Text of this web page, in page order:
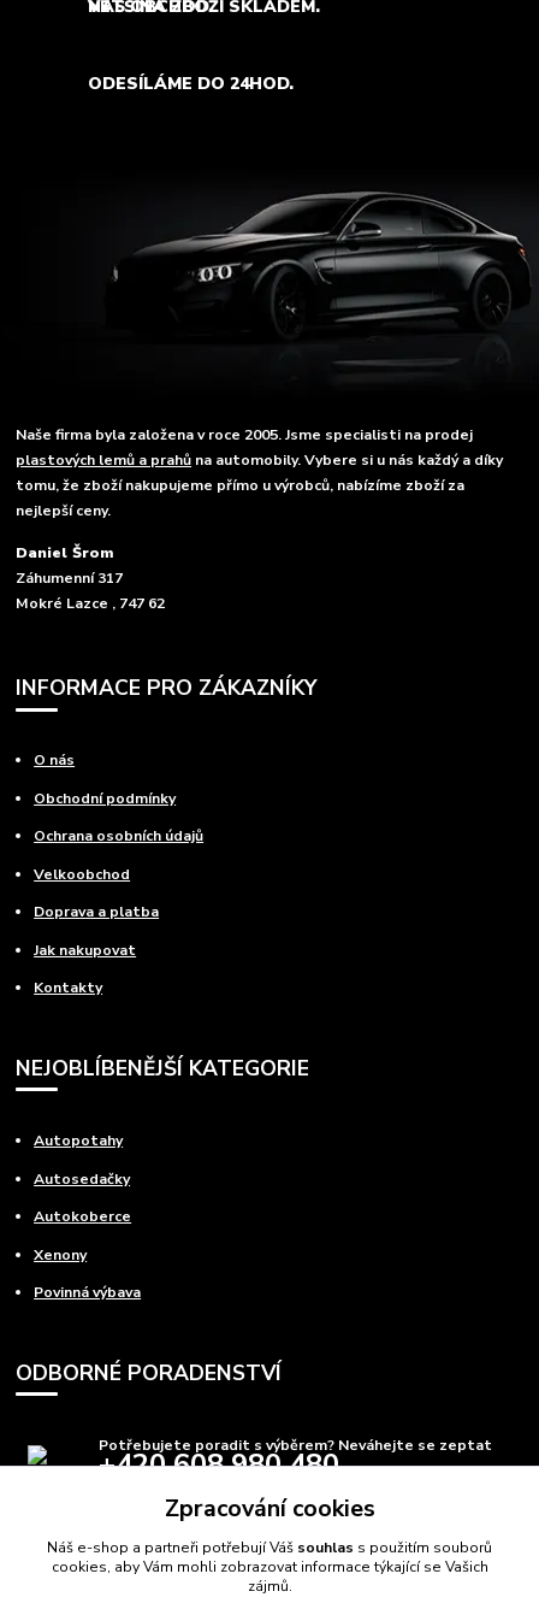
NÁŠ OBCHOD.
VĚTŠINA ZBOŽÍ SKLADEM.
ODESÍLÁME DO 24HOD.
Naše firma byla založena v roce 2005. Jsme specialisti na prodej
plastových lemů a prahů na automobily. Vybere si u nás každý a díky
tomu, že zboží nakupujeme přímo u výrobců, nabízíme zboží za
nejlepší ceny.
Daniel Šrom
Záhumenní 317
Mokré Lazce , 747 62
INFORMACE PRO ZÁKAZNÍKY
O nás
Obchodní podmínky
Ochrana osobních údajů
Velkoobchod
Doprava a platba
Jak nakupovat
Kontakty
NEJOBLÍBENĚJŠÍ KATEGORIE
Autopotahy
Autosedačky
Autokoberce
Xenony
Povinná výbava
ODBORNÉ PORADENSTVÍ
Potřebujete poradit s výběrem? Neváhejte se zeptat
+420 608 980 480
info@autods.cz
Zpracování cookies
Náš e-shop a partneři potřebují Váš souhlas s použitím souborů
cookies, aby Vám mohli zobrazovat informace týkající se Vašich
zájmů.